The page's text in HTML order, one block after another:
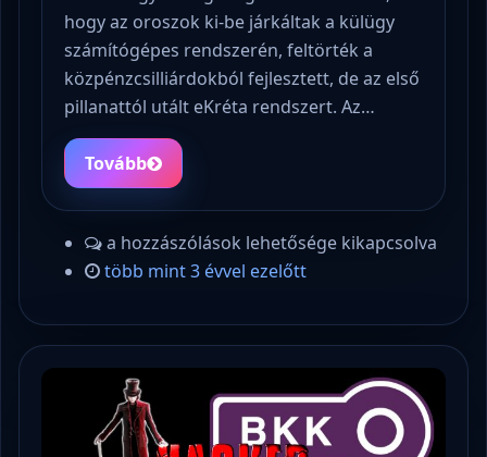
hogy az oroszok ki-be járkáltak a külügy
számítógépes rendszerén, feltörték a
közpénzcsilliárdokból fejlesztett, de az első
pillanattól utált eKréta rendszert. Az…
Tovább
a hozzászólások lehetősége kikapcsolva
több mint 3 évvel ezelőtt